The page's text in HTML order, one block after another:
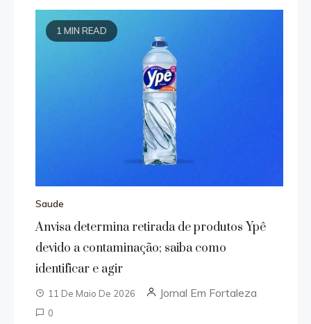
1 MIN READ
Saude
Anvisa determina retirada de produtos Ypê
devido a contaminação; saiba como
identificar e agir
11 De Maio De 2026 Jornal Em Fortaleza
0